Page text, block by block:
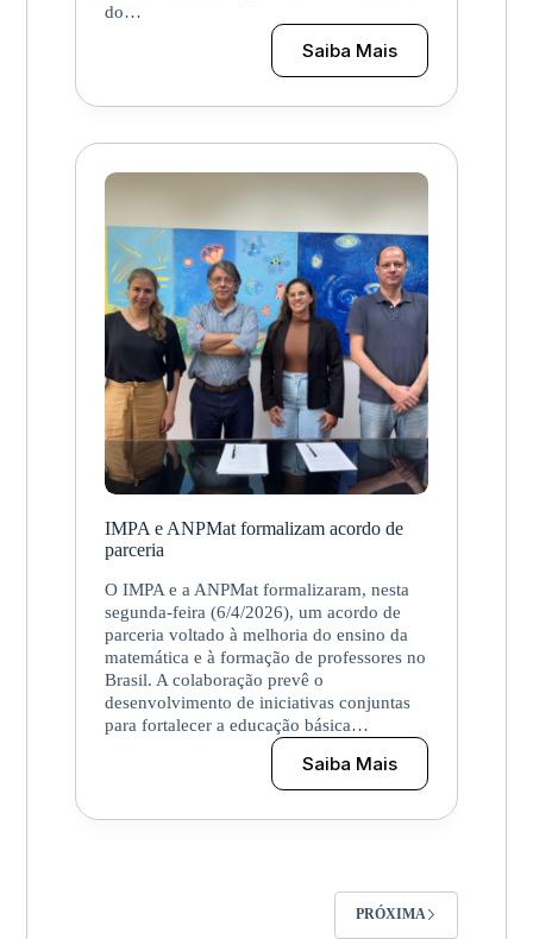
do…
Saiba Mais
Em
auditório
lotado
IMPA,
meninas
trajetória
no
MOI
IMPA e ANPMat formalizam acordo de
parceria
O IMPA e a ANPMat formalizaram, nesta
segunda-feira (6/4/2026), um acordo de
parceria voltado à melhoria do ensino da
matemática e à formação de professores no
Brasil. A colaboração prevê o
desenvolvimento de iniciativas conjuntas
para fortalecer a educação básica…
Saiba Mais
IMPA
e
ANPMat
parceria
PRÓXIMA